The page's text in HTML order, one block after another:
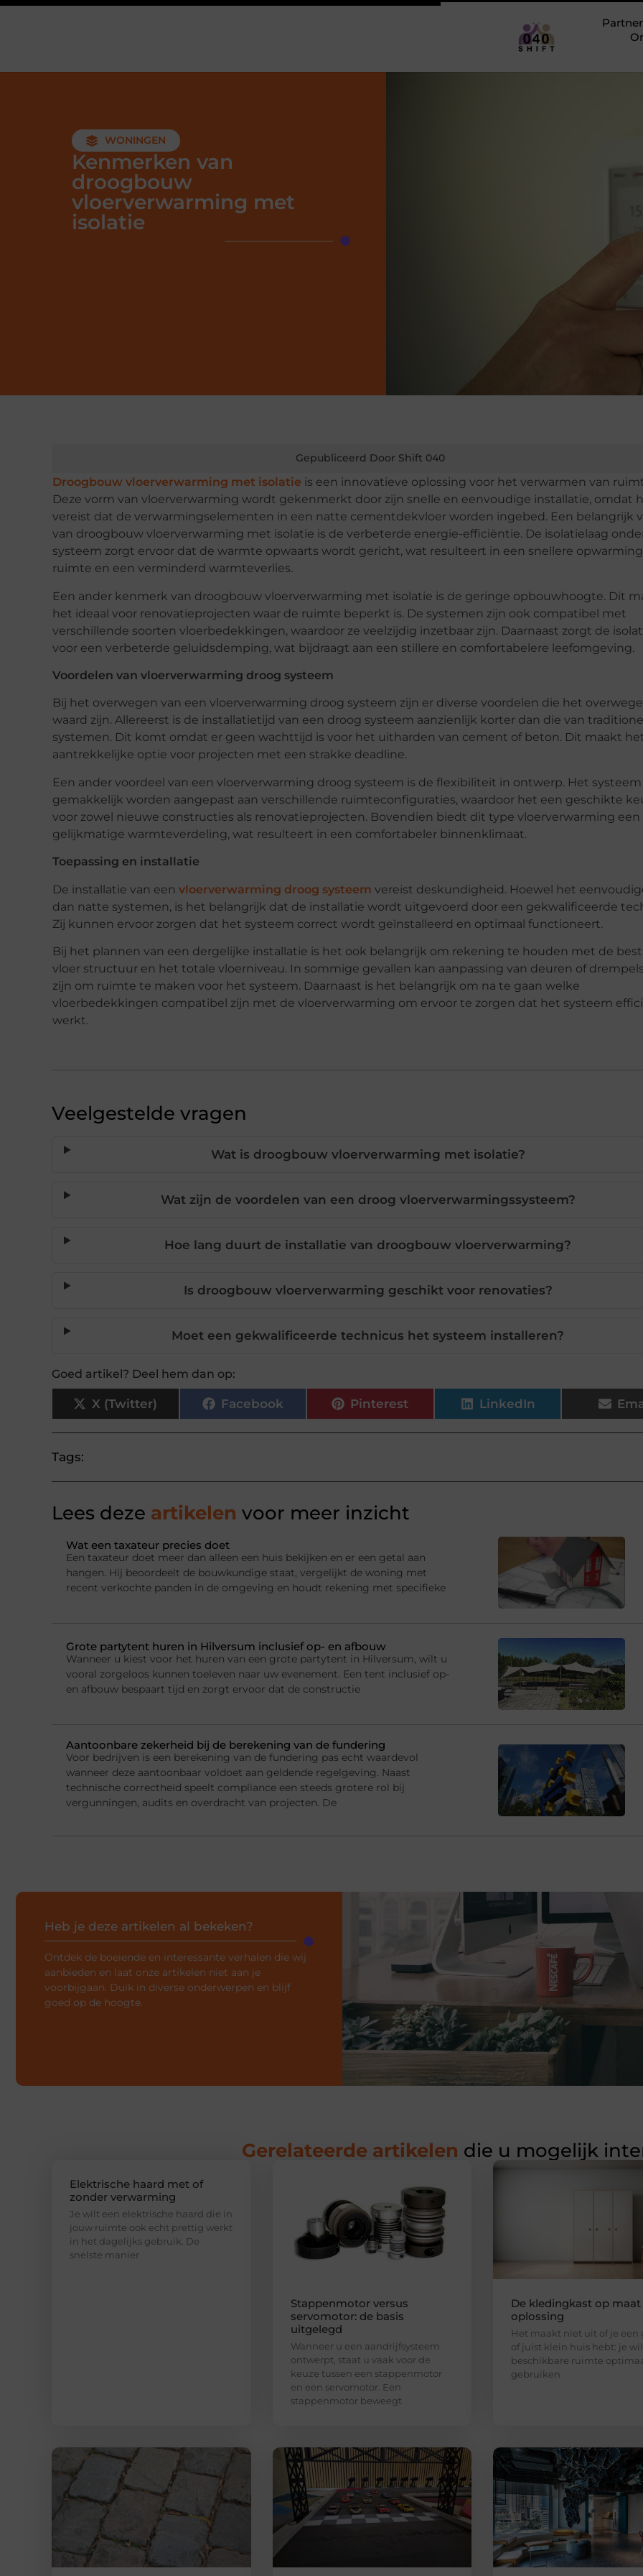
WONINGEN
Kenmerken van
droogbouw
vloerverwarming met
isolatie
Gepubliceerd Door Shift 040
Droogbouw vloerverwarming met isolatie is een innovatieve oplossing voor het verwarmen van
Deze vorm van vloerverwarming wordt gekenmerkt door zijn snelle en eenvoudige installatie, omdat
vereist dat de verwarmingselementen in een natte cementdekvloer worden ingebed. Een belangrijk
van droogbouw vloerverwarming met isolatie is de verbeterde energie-efficiëntie. De isolatielaag
systeem zorgt ervoor dat de warmte opwaarts wordt gericht, wat resulteert in een snellere
ruimte en een verminderd warmteverlies.
Een ander kenmerk van droogbouw vloerverwarming met isolatie is de geringe opbouwhoogte. Dit
het ideaal voor renovatieprojecten waar de ruimte beperkt is. De systemen zijn ook compatibel met
verschillende soorten vloerbedekkingen, waardoor ze veelzijdig inzetbaar zijn. Daarnaast zorgt de
voor een verbeterde geluidsdemping, wat bijdraagt aan een stillere en comfortabelere leefomgeving.
Voordelen van vloerverwarming droog systeem
Bij het overwegen van een vloerverwarming droog systeem zijn er diverse voordelen die het
waard zijn. Allereerst is de installatietijd van een droog systeem aanzienlijk korter dan die van
systemen. Dit komt omdat er geen wachttijd is voor het uitharden van cement of beton. Dit maakt
aantrekkelijke optie voor projecten met een strakke deadline.
Een ander voordeel van een vloerverwarming droog systeem is de flexibiliteit in ontwerp. Het systeem
gemakkelijk worden aangepast aan verschillende ruimteconfiguraties, waardoor het een geschikte
voor zowel nieuwe constructies als renovatieprojecten. Bovendien biedt dit type vloerverwarming een
gelijkmatige warmteverdeling, wat resulteert in een comfortabeler binnenklimaat.
Toepassing en installatie
De installatie van een vloerverwarming droog systeem vereist deskundigheid. Hoewel het
dan natte systemen, is het belangrijk dat de installatie wordt uitgevoerd door een gekwalificeerde
Zij kunnen ervoor zorgen dat het systeem correct wordt geïnstalleerd en optimaal functioneert.
Bij het plannen van een dergelijke installatie is het ook belangrijk om rekening te houden met de
vloer structuur en het totale vloerniveau. In sommige gevallen kan aanpassing van deuren of
zijn om ruimte te maken voor het systeem. Daarnaast is het belangrijk om na te gaan welke
vloerbedekkingen compatibel zijn met de vloerverwarming om ervoor te zorgen dat het systeem
werkt.
Veelgestelde vragen
Wat is droogbouw vloerverwarming met isolatie?
Wat zijn de voordelen van een droog vloerverwarmingssysteem?
Hoe lang duurt de installatie van droogbouw vloerverwarming?
Is droogbouw vloerverwarming geschikt voor renovaties?
Moet een gekwalificeerde technicus het systeem installeren?
Goed artikel? Deel hem dan op:
X (Twitter) Facebook Pinterest LinkedIn
Tags:
Lees deze artikelen voor meer inzicht
Wat een taxateur precies doet
Een taxateur doet meer dan alleen een huis bekijken en er een getal aan
hangen. Hij beoordeelt de bouwkundige staat, vergelijkt de woning met
recent verkochte panden in de omgeving en houdt rekening met specifieke
Grote partytent huren in Hilversum inclusief op- en afbouw
Wanneer u kiest voor het huren van een grote partytent in Hilversum, wilt u
vooral zorgeloos kunnen toeleven naar uw evenement. Een tent inclusief op-
en afbouw bespaart tijd en zorgt ervoor dat de constructie
Aantoonbare zekerheid bij de berekening van de fundering
Voor bedrijven is een berekening van de fundering pas echt waardevol
wanneer deze aantoonbaar voldoet aan geldende regelgeving. Naast
technische correctheid speelt compliance een steeds grotere rol bij
vergunningen, audits en overdracht van projecten. De
Heb je deze artikelen al bekeken?
Ontdek de boeiende en interessante verhalen die wij
aanbieden en laat onze artikelen niet aan je
voorbijgaan. Duik in diverse onderwerpen en blijf
goed op de hoogte.
Gerelateerde artikelen die u mogelijk
Elektrische haard met of
zonder verwarming
Je wilt een elektrische haard die in
jouw ruimte ook echt prettig werkt
in het dagelijks gebruik. De
snelste manier
Stappenmotor versus
servomotor: de basis
uitgelegd
Wanneer u een aandrijfsysteem
ontwerpt, staat u vaak voor de
keuze tussen een stappenmotor
en een servomotor. Een
stappenmotor beweegt
De kledingkast op maat
oplossing
Het maakt niet uit of je een
of juist klein huis hebt: je
beschikbare ruimte
gebruiken